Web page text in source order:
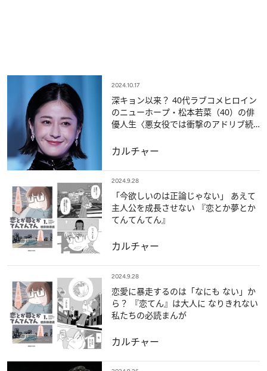
2024.10.17
深キョン以来？ 40代ラブコメヒロイン
のニューホープ・松本若菜（40）の俳
優人生〈悪女役では衝撃のアドリブ続
カルチャー
2024.9.28
「今欲しいのは正論じゃない」 あえて
主人公を成長させない 『恋とか夢とか
てんてんてん』
カルチャー
2024.9.28
恋愛に暴走するのは「なにも ない」か
ら？ 『恋てん』は大人に なりきれない
私たちの必読まんが
カルチャー